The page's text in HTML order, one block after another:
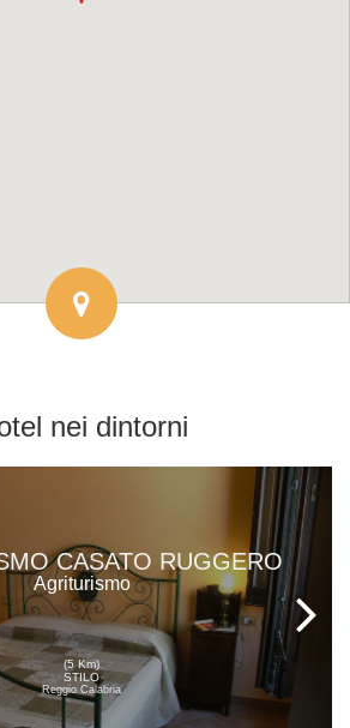
nei dintorni
CASATO RUGGERO
Agriturismo
(5 Km)
STILO
Reggio Calabria